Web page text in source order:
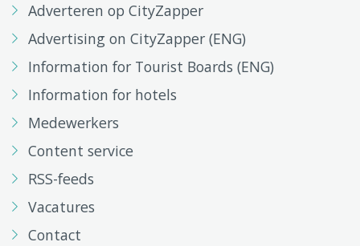
Adverteren op CityZapper
Advertising on CityZapper (ENG)
Information for Tourist Boards (ENG)
Information for hotels
Medewerkers
Content service
RSS-feeds
Vacatures
Contact